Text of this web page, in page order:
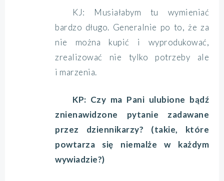
KJ: Musiałabym tu wymieniać
bardzo długo. Generalnie po to, że za
nie można kupić i wyprodukować,
zrealizować nie tylko potrzeby ale
i marzenia.
KP: Czy ma Pani ulubione bądź
znienawidzone pytanie zadawane
przez dziennikarzy? (takie, które
powtarza się niemalże w każdym
wywiadzie?)